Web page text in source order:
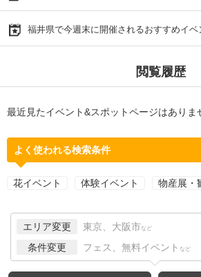
福井県で今週末に開催されるおすすめイベ
閲覧履歴
最近見たイベント&スポットページはありま
よく使われる検索条件
花イベント 体験イベント 物産展・
エリア変更 東京、大阪市 など
条件変更 フェス、無料イベント など